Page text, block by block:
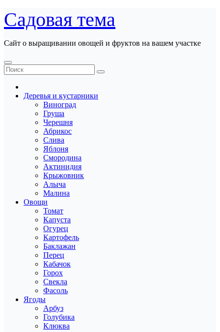
Перейти
к
содержанию
Садовая тема
Сайт о выращивании овощей и фруктов на вашем участке
Деревья и кустарники
Виноград
Груша
Черешня
Абрикос
Слива
Яблоня
Смородина
Актинидия
Крыжовник
Алыча
Малина
Овощи
Томат
Капуста
Огурец
Картофель
Баклажан
Перец
Кабачок
Горох
Свекла
Фасоль
Ягоды
Арбуз
Голубика
Клюква